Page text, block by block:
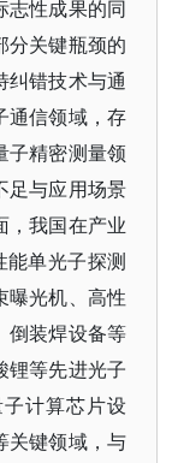
志性成果的同
分关键瓶颈的
纠错技术与通
通信领域，存
子精密测量领
足与应用场景
，我国在产业
能单光子探测
曝光机、高性
倒装焊设备等
锂等先进光子
计算芯片设
关键领域，与